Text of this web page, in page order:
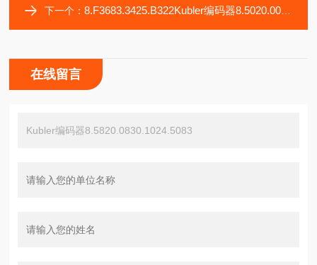
下一个：8.F3683.3425.B322Kubler编码器8.5020.0050.2048.S147
在线留言